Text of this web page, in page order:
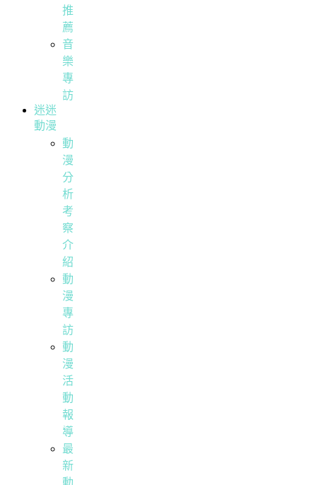
推
薦
音
樂
專
訪
迷迷
動漫
動
漫
分
析
考
察
介
紹
動
漫
專
訪
動
漫
活
動
報
導
最
新
動